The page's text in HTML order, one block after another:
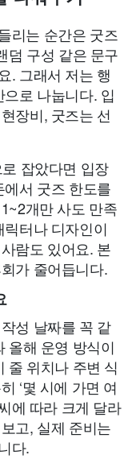
리는 순간은 굿즈
덤 구성 같은 문구
. 그래서 저는 행
로 나눕니다. 입
장비, 굿즈는 선
잡았다면 입장
서 굿즈 한도를
개만 사도 만족
터나 디자인이
람도 있어요. 본
가 줄어듭니다.
성 날짜를 꼭 같
올해 운영 방식이
줄 위치나 주변 식
‘몇 시에 가면 여
에 따라 크게 달라
고, 실제 준비는
다.